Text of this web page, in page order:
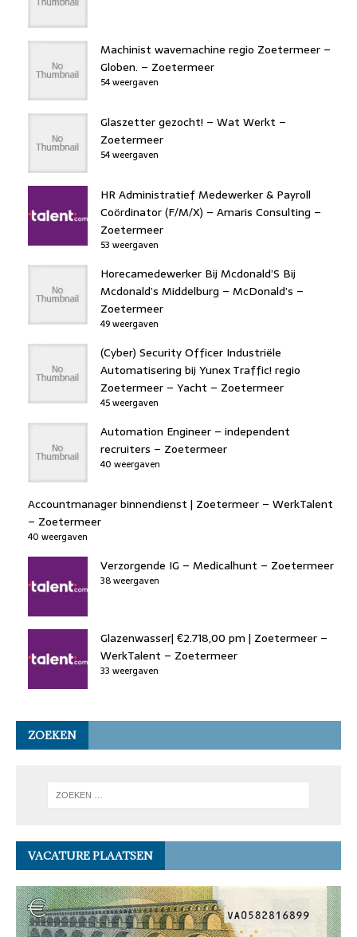
Machinist wavemachine regio Zoetermeer –
Globen. – Zoetermeer
54 weergaven
Glaszetter gezocht! – Wat Werkt –
Zoetermeer
54 weergaven
HR Administratief Medewerker & Payroll
Coördinator (F/M/X) – Amaris Consulting –
Zoetermeer
53 weergaven
Horecamedewerker Bij Mcdonald’S Bij
Mcdonald’s Middelburg – McDonald’s –
Zoetermeer
49 weergaven
(Cyber) Security Officer Industriële
Automatisering bij Yunex Traffic! regio
Zoetermeer – Yacht – Zoetermeer
45 weergaven
Automation Engineer – independent
recruiters – Zoetermeer
40 weergaven
Accountmanager binnendienst | Zoetermeer – WerkTalent
– Zoetermeer
40 weergaven
Verzorgende IG – Medicalhunt – Zoetermeer
38 weergaven
Glazenwasser| €2.718,00 pm | Zoetermeer –
WerkTalent – Zoetermeer
33 weergaven
ZOEKEN
VACATURE PLAATSEN